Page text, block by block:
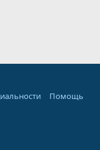
Помощь